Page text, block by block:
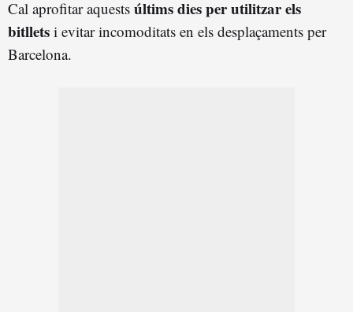
Cal aprofitar aquests últims dies per utilitzar els
bitllets i evitar incomoditats en els desplaçaments per
Barcelona.